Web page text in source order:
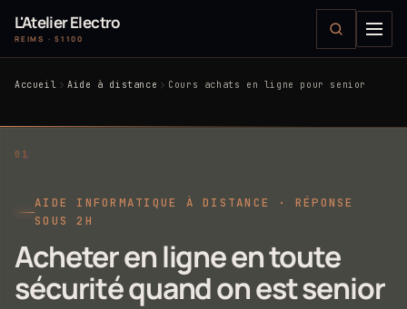
L'Atelier Electro
REIMS · 51100
Accueil Aide à distance Cours achats en ligne pour senior
AIDE INFORMATIQUE À DISTANCE · RÉPONSE
SOUS 2H
Acheter en ligne en toute
sécurité quand on est senior